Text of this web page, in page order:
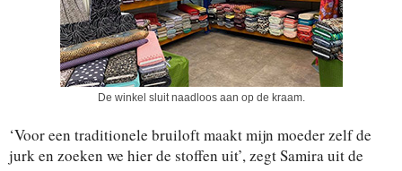
De winkel sluit naadloos aan op de kraam.
‘Voor een traditionele bruiloft maakt mijn moeder zelf de
jurk en zoeken we hier de stoffen uit’, zegt Samira uit de